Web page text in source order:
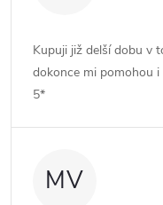
Kupuji již delší dobu v
dokonce mi pomohou
5*
MV